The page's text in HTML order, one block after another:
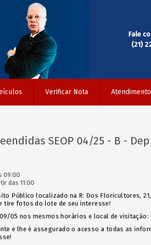
Fale
(21)
Verificar Nota Atendimento
SEOP 04/25 - B -
09:00
das 11:00
Público localizado na R: Dos Floricultores, 21,
tire fotos do lote de seu interesse!
05 nos mesmos horários e local de visitação:
e lhe é assegurado o acesso a todas as